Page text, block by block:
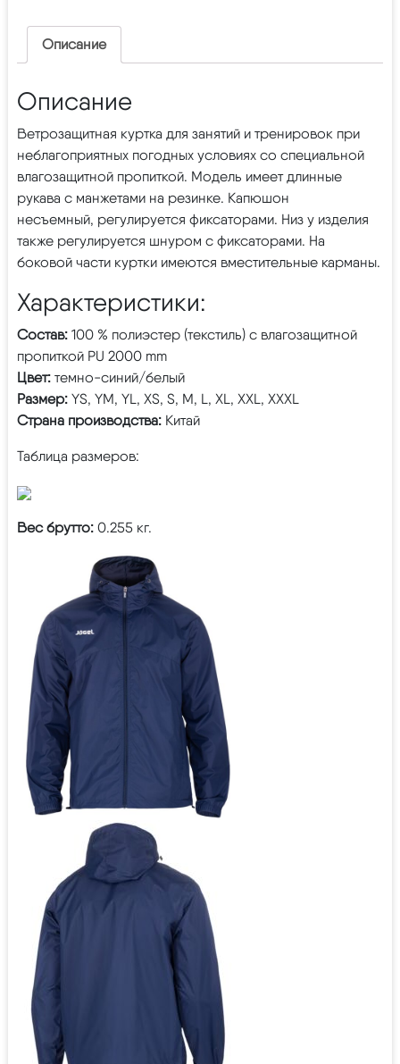
Описание
Описание
Ветрозащитная куртка для занятий и тренировок при
неблагоприятных погодных условиях со специальной
влагозащитной пропиткой. Модель имеет длинные
рукава с манжетами на резинке. Капюшон
несъемный, регулируется фиксаторами. Низ у изделия
также регулируется шнуром с фиксаторами. На
боковой части куртки имеются вместительные карманы.
Характеристики:
Состав: 100 % полиэстер (текстиль) с влагозащитной
пропиткой PU 2000 mm
Цвет: темно-синий/белый
Размер: YS, YM, YL, XS, S, M, L, XL, XXL, XXXL
Страна производства: Китай
Таблица размеров:
Вес брутто: 0.255 кг.